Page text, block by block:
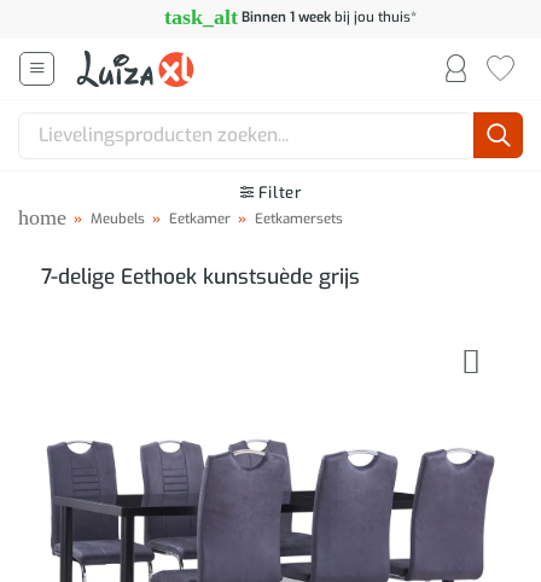
inhoud
task_alt Binnen 1 weekbij jou thuis*
Zoeken
Filter
home » Meubels » Eetkamer » Eetkamersets
7-delige Eethoek kunstsuède grijs